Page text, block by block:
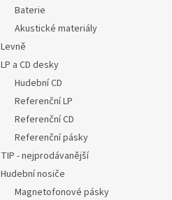
Baterie
Akustické materiály
Levně
LP a CD desky
Hudební CD
Referenční LP
Referenční CD
Referenční pásky
TIP - nejprodávanější
Hudební nosiče
Magnetofonové pásky